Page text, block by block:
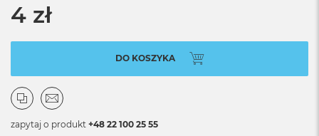
4 zł
DO KOSZYKA
zapytaj o produkt +48 22 100 25 55